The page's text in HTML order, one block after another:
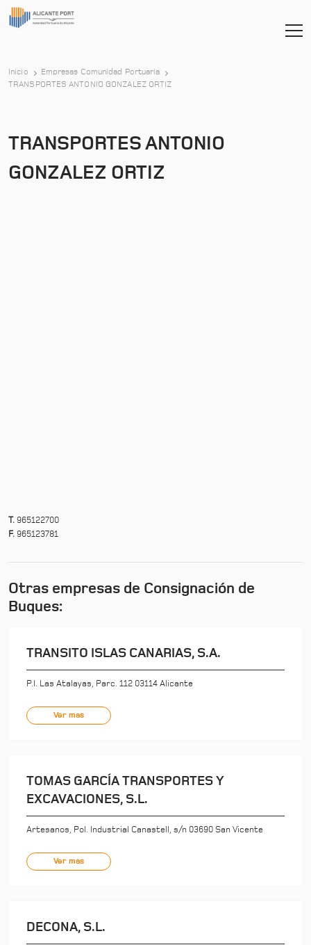
Inicio
Empresas Comunidad Portuaria
TRANSPORTES ANTONIO GONZALEZ ORTIZ
TRANSPORTES ANTONIO
GONZALEZ ORTIZ
T. 965122700
F. 965123781
Otras empresas de Consignación de
Buques:
TRANSITO ISLAS CANARIAS, S.A.
P.I. Las Atalayas, Parc. 112 03114 Alicante
Ver mas
TOMAS GARCÍA TRANSPORTES Y
EXCAVACIONES, S.L.
Artesanos, Pol. Industrial Canastell, s/n 03690 San Vicente
Ver mas
DECONA, S.L.